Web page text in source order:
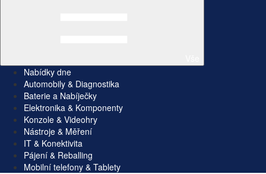
Nabídky dne
Automobily & Diagnostika
Baterie a Nabíječky
Elektronika & Komponenty
Konzole & Videohry
Nástroje & Měření
IT & Konektivita
Pájení & Reballing
Mobilní telefony & Tablety